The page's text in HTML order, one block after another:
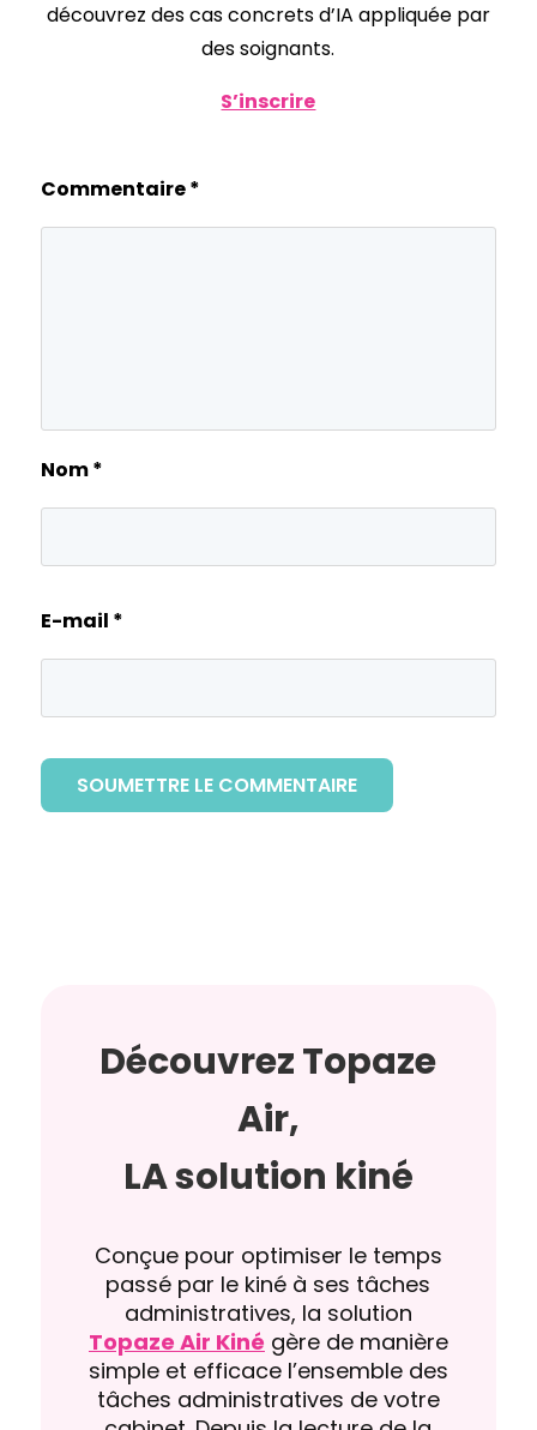
découvrez des cas concrets d’IA appliquée par
des soignants.
S’inscrire
Commentaire*
Nom*
E-mail *
SOUMETTRE LE COMMENTAIRE
Découvrez Topaze
Air,
LA solution kiné
Conçue pour optimiser le temps
passé par le kiné à ses tâches
administratives, la solution
Topaze Air Kiné gère de manière
simple et efficace l’ensemble des
tâches administratives de votre